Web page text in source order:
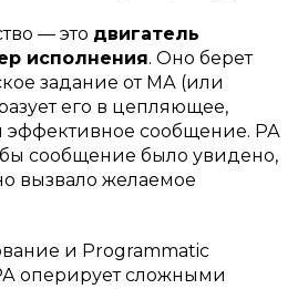
— это двигатель
исполнения. Оно берет
задание от МА (или
его в цепляющее,
эффективное сообщение. РА
сообщение было увидено,
вызвало желаемое
и Programmatic
оперирует сложными